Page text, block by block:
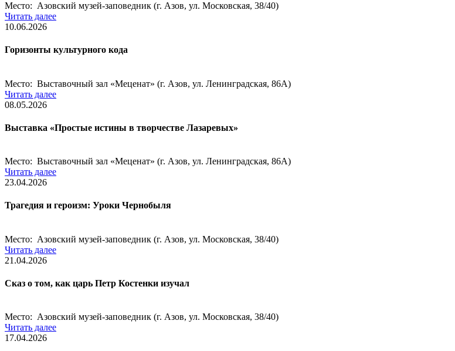
Место: Азовский музей-заповедник (г. Азов, ул. Московская, 38/40)
Читать далее
10.06.2026
Горизонты культурного кода
Место: Выставочный зал «Меценат» (г. Азов, ул. Ленинградская, 86А)
Читать далее
08.05.2026
Выставка «Простые истины в творчестве Лазаревых»
Место: Выставочный зал «Меценат» (г. Азов, ул. Ленинградская, 86А)
Читать далее
23.04.2026
Трагедия и героизм: Уроки Чернобыля
Место: Азовский музей-заповедник (г. Азов, ул. Московская, 38/40)
Читать далее
21.04.2026
Сказ о том, как царь Петр Костенки изучал
Место: Азовский музей-заповедник (г. Азов, ул. Московская, 38/40)
Читать далее
17.04.2026